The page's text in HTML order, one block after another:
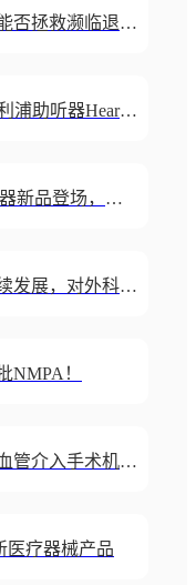
奥林巴斯前高管加盟，能否拯救濒临退市的手术机器人“独角兽”？
定制独一无二的AI：飞利浦助听器HearLink30平台定制机迎春上市
巴可(BARCO)医疗显示器新品登场，开启远程阅片与诊断协作
心脏外科手术技术的持续发展，对外科手术医生技能的训练提出了与时俱进的要求
NMPA！
国内首个！商业化冠脉血管介入手术机器人获批上市
医疗器械产品